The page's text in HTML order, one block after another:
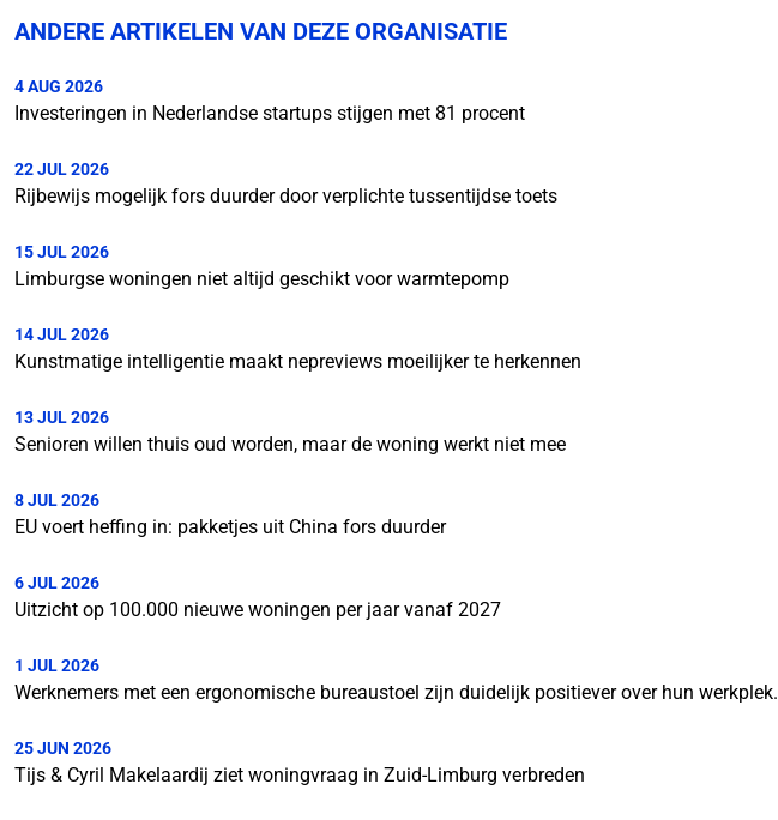
ANDERE ARTIKELEN VAN DEZE ORGANISATIE
4 AUG 2026
Investeringen in Nederlandse startups stijgen met 81 procent
22 JUL 2026
Rijbewijs mogelijk fors duurder door verplichte tussentijdse toets
15 JUL 2026
Limburgse woningen niet altijd geschikt voor warmtepomp
14 JUL 2026
Kunstmatige intelligentie maakt nepreviews moeilijker te herkennen
13 JUL 2026
Senioren willen thuis oud worden, maar de woning werkt niet mee
8 JUL 2026
EU voert heffing in: pakketjes uit China fors duurder
6 JUL 2026
Uitzicht op 100.000 nieuwe woningen per jaar vanaf 2027
1 JUL 2026
Werknemers met een ergonomische bureaustoel zijn duidelijk positiever over hun werkplek.
25 JUN 2026
Tijs & Cyril Makelaardij ziet woningvraag in Zuid-Limburg verbreden